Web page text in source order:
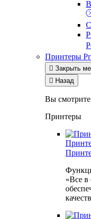
Принтеры
 Закрыть
 Назад
Вы
Принтеры
«Все в